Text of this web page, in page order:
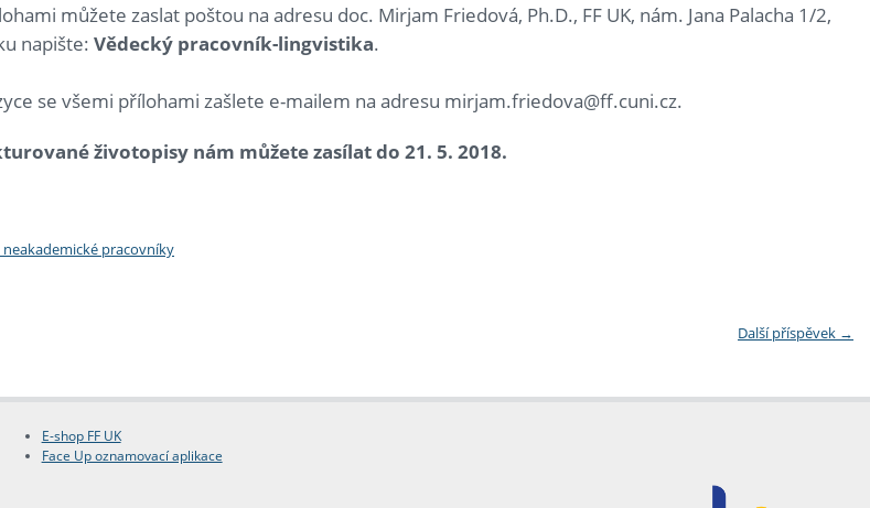
můžete zaslat poštou na adresu doc. Mirjam Friedová, Ph.D., FF UK, nám. Jana Palacha 1/2,
napište:Vědecký pracovník-lingvistika.
se všemi přílohami zašlete e-mailem na adresu mirjam.friedova@ff.cuni.cz.
životopisy nám můžete zasílat do 21. 5. 2018.
pracovníky
Další příspěvek →
E-shop FF UK
Face Up oznamovací aplikace